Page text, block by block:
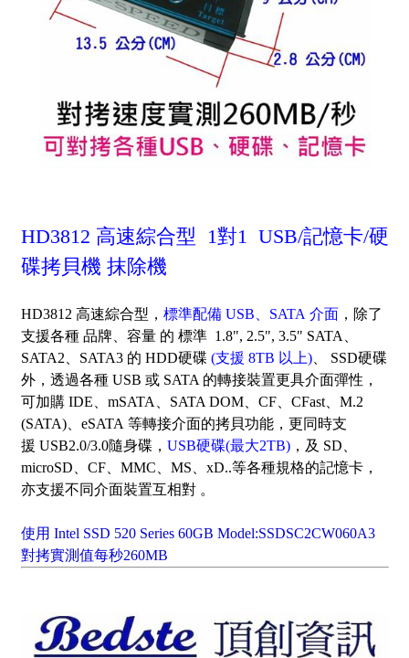
HD3812 高速綜合型 1對1 USB/記憶卡/硬
碟拷貝機 抹除機
HD3812 高速綜合型， 標準配備 USB、SATA 介面，除了
支援各種 品牌、容量 的 標準 1.8", 2.5", 3.5" SATA、
SATA2、SATA3 的 HDD硬碟 (支援 8TB 以上)、 SSD硬碟
外， 透過各種 USB 或 SATA 的轉接裝置更具介面彈性，
可加購 IDE、mSATA、SATA DOM、CF、CFast、M.2
(SATA)、eSATA 等轉接介面的拷貝功能， 更同時支
援 USB2.0/3.0隨身碟， USB硬碟(最大2TB)，及 SD、
microSD、CF、MMC、MS、xD..等各種規格的記憶卡，
亦支援不同介面裝置互相對 。
使用 Intel SSD 520 Series 60GB Model:SSDSC2CW060A3
對拷實測值每秒260MB